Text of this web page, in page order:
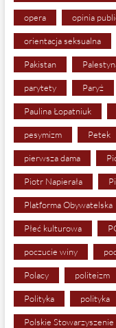
opera opinia
orientacja seksualna
Pakistan
parytety Paryż
Paulina Łopatniuk
pesymizm Petek
pierwsza dama
Piotr Napierała
Platforma Obywatelska
Płeć kulturowa
poczucie winy
Polacy politeizm
Polityka polityka
Polskie